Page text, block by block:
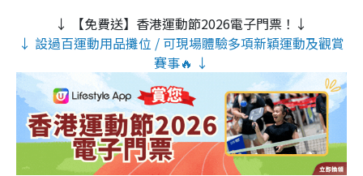
↓ 【免費送】香港運動節2026電子門票！↓
↓ 設過百運動用品攤位 / 可現場體驗多項新穎運動及觀賞
賽事🔥 ↓